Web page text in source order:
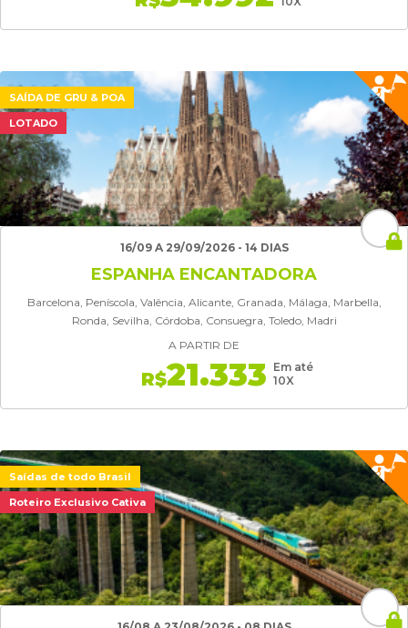
SAÍDA DE GRU & POA
LOTADO
16/09 A 29/09/2026 - 14 DIAS
ESPANHA ENCANTADORA
Barcelona, Peníscola, Valência, Alicante, Granada, Málaga, Marbella,
Ronda, Sevilha, Córdoba, Consuegra, Toledo, Madri
A PARTIR DE
R$21.333 Em até
10X
Saídas de todo Brasil
Roteiro Exclusivo Cativa